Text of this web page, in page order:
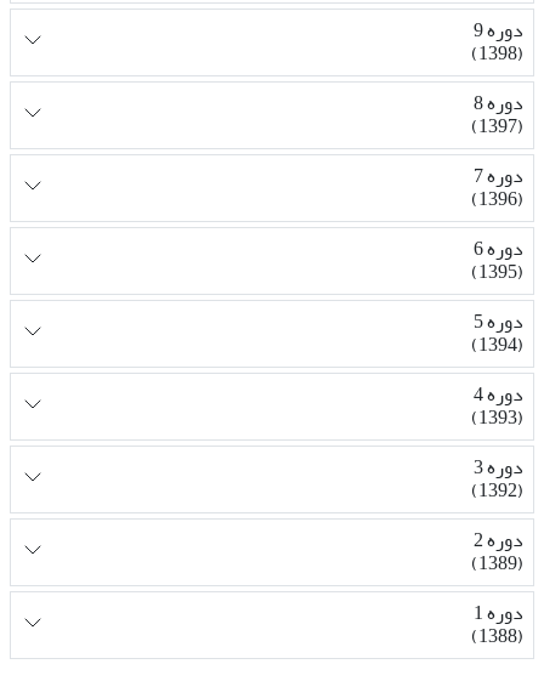
دوره 9
(1398)
دوره 8
(1397)
دوره 7
(1396)
دوره 6
(1395)
دوره 5
(1394)
دوره 4
(1393)
دوره 3
(1392)
دوره 2
(1389)
دوره 1
(1388)